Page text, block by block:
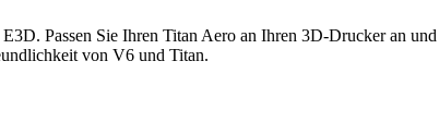
Passen Sie Ihren Titan Aero an Ihren 3D-Drucker an
von V6 und Titan.